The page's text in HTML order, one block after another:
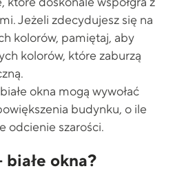
Jeżeli zdecydujesz się na
kolorów, pamiętaj, aby
kolorów, które zaburzą
okna mogą wywołać
budynku, o ile
odcienie szarości.
białe okna?